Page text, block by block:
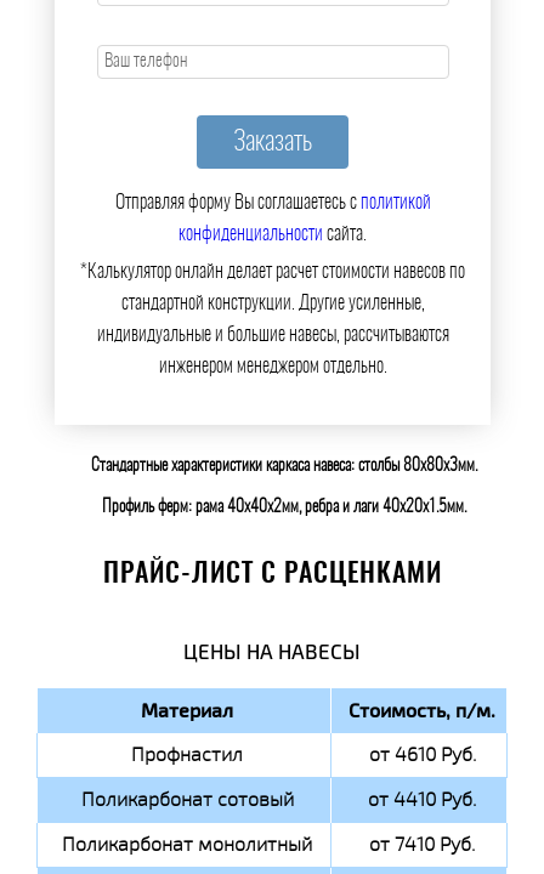
Отправляя форму Вы соглашаетесь сполитикой
конфиденциальности сайта.
*Калькулятор онлайн делает расчет стоимости навесов по
стандартной конструкции. Другие усиленные,
индивидуальные и большие навесы, рассчитываются
инженером менеджером отдельно.
Стандартные характеристики каркаса навеса: столбы 80х80х3мм.
Профиль ферм: рама 40х40х2мм, ребра и лаги 40х20х1.5мм.
ПРАЙС-ЛИСТ С РАСЦЕНКАМИ
ЦЕНЫ НА НАВЕСЫ
Материал Стоимость, п/м.
Профнастил
от 4610 Руб.
Поликарбонат сотовый
от 4410 Руб.
Поликарбонат монолитный
от 7410 Руб.